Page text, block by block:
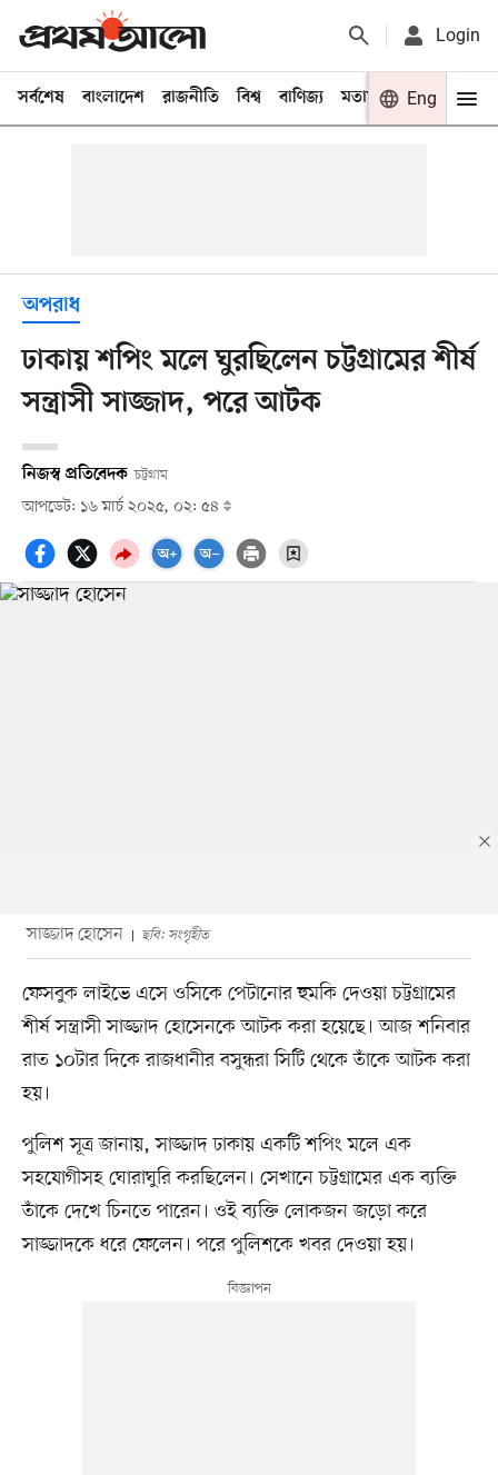
Login
সর্বশেষ বাংলাদেশ রাজনীতি বিশ্ব বাণিজ্য মতামত খেলা
Eng
অপরাধ
ঢাকায় শপিং মলে ঘুরছিলেন চট্টগ্রামের শীর্ষ
সন্ত্রাসী সাজ্জাদ, পরে আটক
নিজস্ব প্রতিবেদক চট্টগ্রাম
আপডেট: ১৬ মার্চ ২০২৫, ০২: ৫৪
সাজ্জাদ হোসেন ছবি: সংগৃহীত
ফেসবুক লাইভে এসে ওসিকে পেটানোর হুমকি দেওয়া চট্টগ্রামের
শীর্ষ সন্ত্রাসী সাজ্জাদ হোসেনকে আটক করা হয়েছে। আজ শনিবার
রাত ১০টার দিকে রাজধানীর বসুন্ধরা সিটি থেকে তাঁকে আটক করা
হয়।
পুলিশ সূত্র জানায়, সাজ্জাদ ঢাকায় একটি শপিং মলে এক
সহযোগীসহ ঘোরাঘুরি করছিলেন। সেখানে চট্টগ্রামের এক ব্যক্তি
তাঁকে দেখে চিনতে পারেন। ওই ব্যক্তি লোকজন জড়ো করে
সাজ্জাদকে ধরে ফেলেন। পরে পুলিশকে খবর দেওয়া হয়।